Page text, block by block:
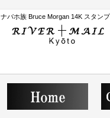
ナバホ族 Bruce Morgan 14K スタン